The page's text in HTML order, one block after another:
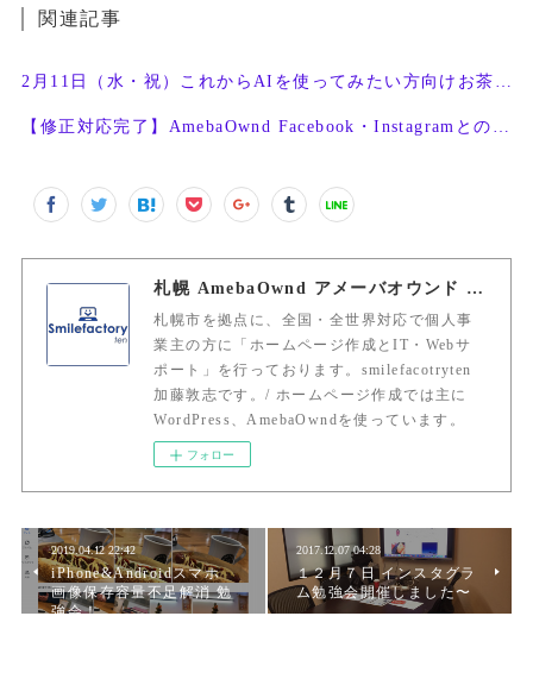
関連記事
2月11日（水・祝）これからAIを使ってみたい方向けお茶会開催
【修正対応完了】AmebaOwnd Facebook・Instagramとの連携機能
札幌 AmebaOwnd アメーバオウンド 加藤敦志
札幌市を拠点に、全国・全世界対応で個人事
業主の方に「ホームページ作成とIT・Webサ
ポート」を行っております。smilefacotryten
加藤敦志です。/ ホームページ作成では主に
WordPress、AmebaOwndを使っています。
フォロー
2019.04.12 22:42
iPhone&Androidスマホ
画像保存容量不足解消 勉
強会！
2017.12.07 04:28
１２月７日 インスタグラ
ム勉強会開催しました〜